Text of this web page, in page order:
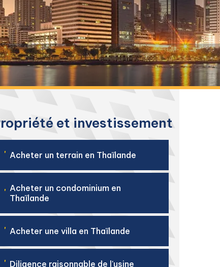
et investissement
' Acheter un terrain en Thaïlande
' Acheter un condominium en
Thaïlande
' Acheter une villa en Thaïlande
' Diligence raisonnable de l'usine